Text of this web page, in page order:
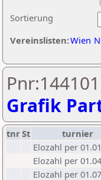
Sortierung
Vereinslisten:Wien
Grafik
tnrSt turnier
Elozahl per
Elozahl per
Elozahl per